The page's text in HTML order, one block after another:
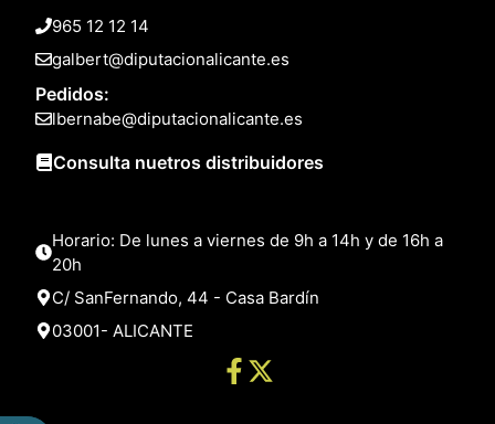
965 12 12 14
galbert@diputacionalicante.es
Pedidos:
lbernabe@diputacionalicante.es
Consulta nuetros distribuidores
Horario: De lunes a viernes de 9h a 14h y de 16h a
20h
C/ SanFernando, 44 - Casa Bardín
03001- ALICANTE